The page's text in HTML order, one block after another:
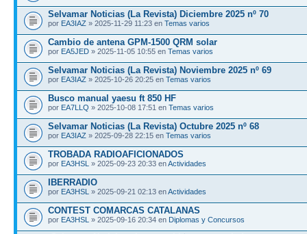
Selvamar Noticias (La Revista) Diciembre 2025 nº 70
por EA3IAZ » 2025-11-29 11:23 en Temas varios
Cambio de antena GPM-1500 QRM solar
por EA5JED » 2025-11-05 10:55 en Temas varios
Selvamar Noticias (La Revista) Noviembre 2025 nº 69
por EA3IAZ » 2025-10-26 20:25 en Temas varios
Busco manual yaesu ft 850 HF
por EA7LLQ » 2025-10-08 17:51 en Temas varios
Selvamar Noticias (La Revista) Octubre 2025 nº 68
por EA3IAZ » 2025-09-28 22:15 en Temas varios
TROBADA RADIOAFICIONADOS
por EA3HSL » 2025-09-23 20:33 enActividades
IBERRADIO
por EA3HSL » 2025-09-21 02:13 enActividades
CONTEST COMARCAS CATALANAS
por EA3HSL » 2025-09-16 20:34 en Diplomas y Concursos